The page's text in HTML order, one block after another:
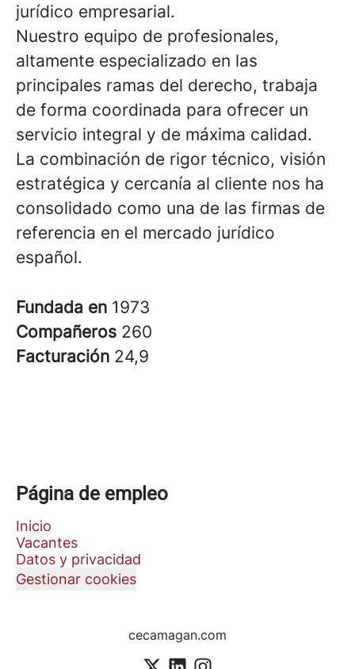
jurídico empresarial.
Nuestro equipo de profesionales,
altamente especializado en las
principales ramas del derecho, trabaja
de forma coordinada para ofrecer un
servicio integral y de máxima calidad.
La combinación de rigor técnico, visión
estratégica y cercanía al cliente nos ha
consolidado como una de las firmas de
referencia en el mercado jurídico
español.
Fundada en 1973
Compañeros 260
Facturación 24,9
Página de empleo
Inicio
Vacantes
Datos y privacidad
Gestionar cookies
cecamagan.com